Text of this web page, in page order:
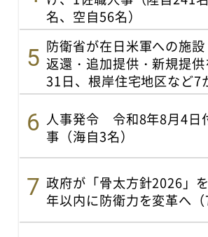
名、空自56名）
防衛省が在日米軍への施
返還・追加提供・新規提
31日、根岸住宅地区など7
人事発令 令和8年8月4日
事（海自3名）
政府が「骨太方針2026」
年以内に防衛力を変革へ（